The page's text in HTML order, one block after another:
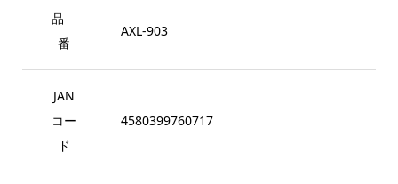
品
番
AXL-903
JAN
コー
ド
4580399760717